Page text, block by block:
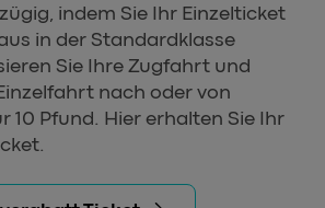
indem Sie Ihr Einzelticket
in der Standardklasse
Sie Ihre Zugfahrt und
nach oder von
10 Pfund. Hier erhalten Sie Ihr